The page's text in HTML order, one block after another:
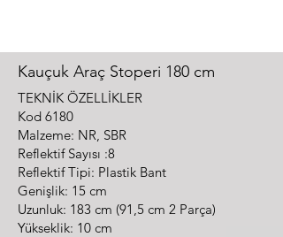
Kauçuk Araç Stoperi 180 cm
TEKNİK ÖZELLİKLER
Kod 6180
Malzeme: NR, SBR
Reflektif Sayısı :8
Reflektif Tipi: Plastik Bant
Genişlik: 15 cm
Uzunluk: 183 cm (91,5 cm 2 Parça)
Yükseklik: 10 cm